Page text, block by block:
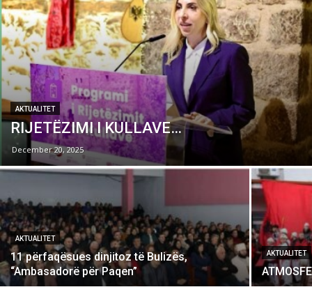
AKTUALITET
RIJETËZIMI I KULLAVE…
December 20, 2025
AKTUALITET
11 përfaqësues dinjitoz të Bulizës,
“Ambasadorë për Paqen”
AKTUALITET